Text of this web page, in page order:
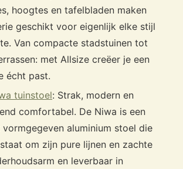
hoogtes en tafelbladen maken
geschikt voor eigenlijk elke stijl
Van compacte stadstuinen tot
met Allsize creëer je een
écht past.
tuinstoel: Strak, modern en
comfortabel. De Niwa is een
vormgegeven aluminium stoel die
om zijn pure lijnen en zachte
en leverbaar in